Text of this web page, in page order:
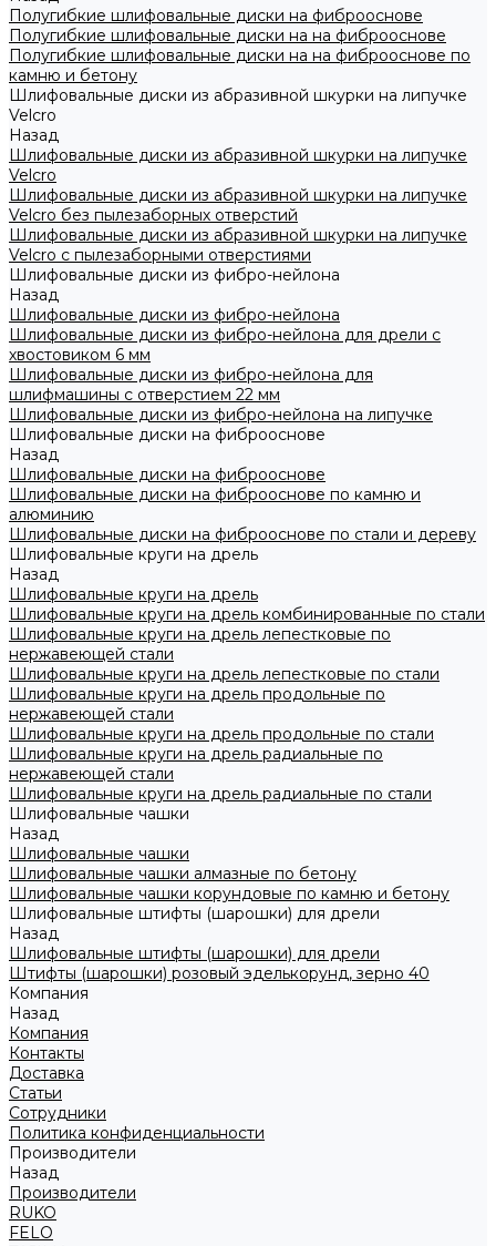
Полугибкие шлифовальные диски на фиброоснове
Полугибкие шлифовальные диски на на фиброоснове
Полугибкие шлифовальные диски на на фиброоснове по
камню и бетону
Шлифовальные диски из абразивной шкурки на липучке
Velcro
Назад
Шлифовальные диски из абразивной шкурки на липучке
Velcro
Шлифовальные диски из абразивной шкурки на липучке
Velcro без пылезаборных отверстий
Шлифовальные диски из абразивной шкурки на липучке
Velcro с пылезаборными отверстиями
Шлифовальные диски из фибро-нейлона
Назад
Шлифовальные диски из фибро-нейлона
Шлифовальные диски из фибро-нейлона для дрели с
хвостовиком 6 мм
Шлифовальные диски из фибро-нейлона для
шлифмашины с отверстием 22 мм
Шлифовальные диски из фибро-нейлона на липучке
Шлифовальные диски на фиброоснове
Назад
Шлифовальные диски на фиброоснове
Шлифовальные диски на фиброоснове по камню и
алюминию
Шлифовальные диски на фиброоснове по стали и дереву
Шлифовальные круги на дрель
Назад
Шлифовальные круги на дрель
Шлифовальные круги на дрель комбинированные по стали
Шлифовальные круги на дрель лепестковые по
нержавеющей стали
Шлифовальные круги на дрель лепестковые по стали
Шлифовальные круги на дрель продольные по
нержавеющей стали
Шлифовальные круги на дрель продольные по стали
Шлифовальные круги на дрель радиальные по
нержавеющей стали
Шлифовальные круги на дрель радиальные по стали
Шлифовальные чашки
Назад
Шлифовальные чашки
Шлифовальные чашки алмазные по бетону
Шлифовальные чашки корундовые по камню и бетону
Шлифовальные штифты (шарошки) для дрели
Назад
Шлифовальные штифты (шарошки) для дрели
Штифты (шарошки) розовый эделькорунд, зерно 40
Компания
Назад
Компания
Контакты
Доставка
Статьи
Сотрудники
Политика конфиденциальности
Производители
Назад
Производители
RUKO
FELO